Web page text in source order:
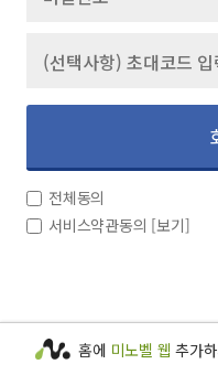
전체동의
서비스약관동의 [보기]
홈에 미노벨 웹 추가